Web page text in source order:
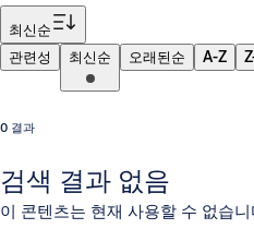
터
최신순
관련성
최신순 오래된순 A-Z
0 결과
검색 결과 없음
이 콘텐츠는 현재 사용할 수 없습